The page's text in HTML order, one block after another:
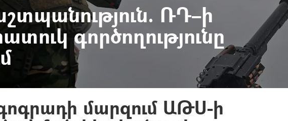
ՌԴ–ի
գործողությունը
մարզում ԱԹՍ-ի